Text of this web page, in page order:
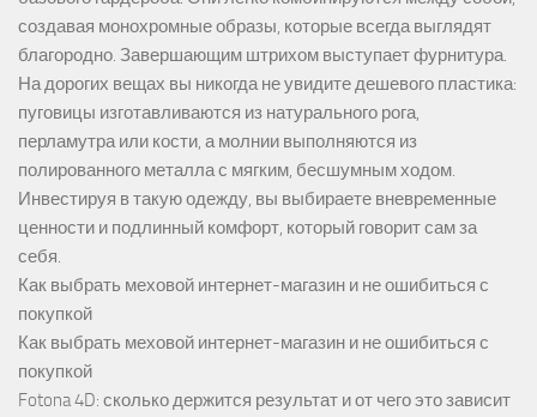
создавая монохромные образы, которые всегда выглядят
благородно. Завершающим штрихом выступает фурнитура.
На дорогих вещах вы никогда не увидите дешевого пластика:
пуговицы изготавливаются из натурального рога,
перламутра или кости, а молнии выполняются из
полированного металла с мягким, бесшумным ходом.
Инвестируя в такую одежду, вы выбираете вневременные
ценности и подлинный комфорт, который говорит сам за
себя.
Как выбрать меховой интернет-магазин и не ошибиться с
покупкой
Как выбрать меховой интернет-магазин и не ошибиться с
покупкой
Fotona 4D: сколько держится результат и от чего это зависит